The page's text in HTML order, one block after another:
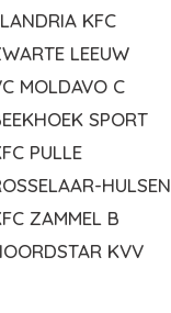
KFC
LEEUW
MOLDAVO C
SPORT
PULLE
HULSEN
ZAMMEL B
KVV